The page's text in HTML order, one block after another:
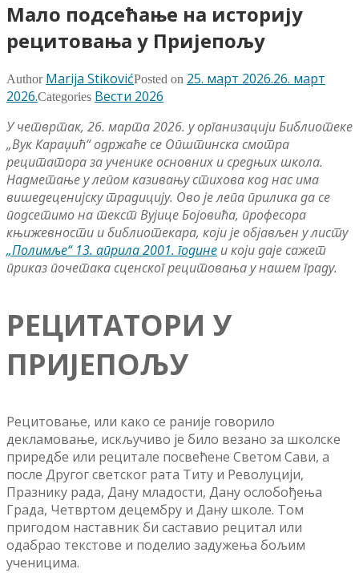
Мало подсећање на историју
рецитовања у Пријепољу
Author Marija StikovićPosted on 25. март 2026.26. март
2026.Categories Вести 2026
У четвртак, 26. марта 2026. у организацији Библиотеке
„Вук Караџић“ одржаће се Општинска смотра
рецитатора за ученике основних и средњих школа.
Надметање у лепом казивању стихова код нас има
вишедеценијску традицију. Ово је лепа прилика да се
подсетимо на текст Вујице Бојовића, професора
књижевности и библиотекара, који је објављен у листу
„Полимље“ 13. априла 2001. године и који даје сажет
приказ почетака сценског рецитовања у нашем граду.
РЕЦИТАТОРИ У
ПРИЈЕПОЉУ
Рецитовање, или како се раније говорило
декламовање, искључиво је било везано за школске
приредбе или рецитале посвећене Светом Сави, а
после Другог светског рата Титу и Револуцији,
Празнику рада, Дану младости, Дану ослобођења
Града, Четвртом децембру и Дану школе. Том
пригодом наставник би саставио рецитал или
одабрао текстове и поделио задужења бољим
ученицима.